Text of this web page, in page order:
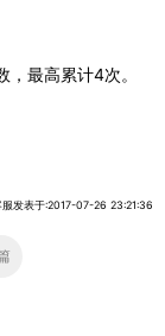
最高累计4次。
发表于:2017-07-26 23:21:36